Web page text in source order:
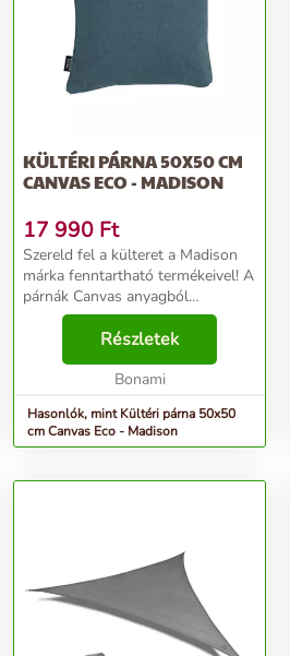
KÜLTÉRI PÁRNA 50X50 CM
CANVAS ECO - MADISON
17 990 Ft
Szereld fel a külteret a Madison
márka fenntartható termékeivel! A
párnák Canvas anyagból
készülnek, amely újrahasznosított
PET-palackokból és 100% GRS
pamutfonalból (újrahasznosított
pamut és újrahas...
Részletek
Bonami
Hasonlók, mint Kültéri párna 50x50
cm Canvas Eco - Madison